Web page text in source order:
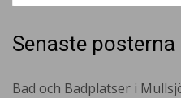
Senaste posterna
Bad och Badplatser i